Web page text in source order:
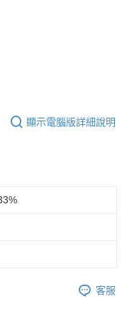
顯示電腦版詳細說明
客服